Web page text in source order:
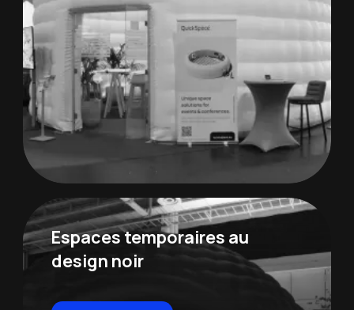
Espaces temporaires au
design noir